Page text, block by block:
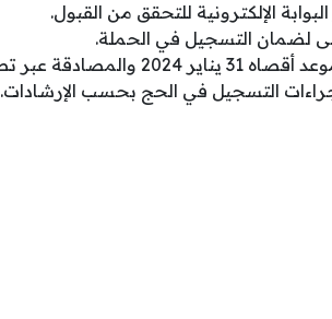
الإلكترونية للتحقق من القبول.
عبر تطبيق هويتي.
التسجيل في الحج بحسب الإرشادات.